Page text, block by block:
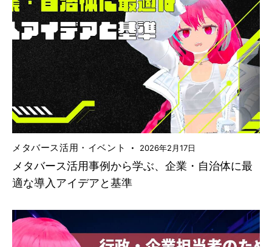
メタバース活用・イベント 2026年2月17日
メタバース活用事例から学ぶ、企業・自治体に最
適な導入アイデアと基準